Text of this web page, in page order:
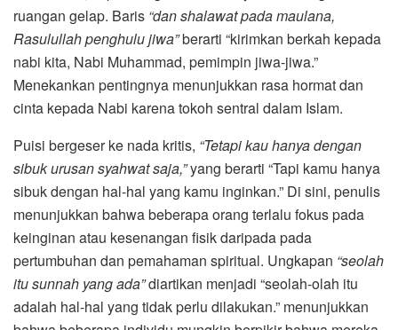
ruangan gelap. Baris “dan shalawat pada maulana,
Rasulullah penghulu jiwa”berarti “kirimkan berkah kepada
nabi kita, Nabi Muhammad, pemimpin jiwa-jiwa.”
Menekankan pentingnya menunjukkan rasa hormat dan
cinta kepada Nabi karena tokoh sentral dalam Islam.
Puisi bergeser ke nada kritis, “Tetapi kau hanya dengan
sibuk urusan syahwat saja,”yang berarti “Tapi kamu hanya
sibuk dengan hal-hal yang kamu inginkan.” Di sini, penulis
menunjukkan bahwa beberapa orang terlalu fokus pada
keinginan atau kesenangan fisik daripada pada
pertumbuhan dan pemahaman spiritual. Ungkapan “seolah
itu sunnah yang ada”diartikan menjadi “seolah-olah itu
adalah hal-hal yang tidak perlu dilakukan.” menunjukkan